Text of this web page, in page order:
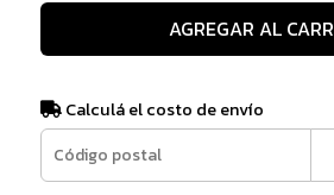
AGREGAR AL
Calculá el costo de envío